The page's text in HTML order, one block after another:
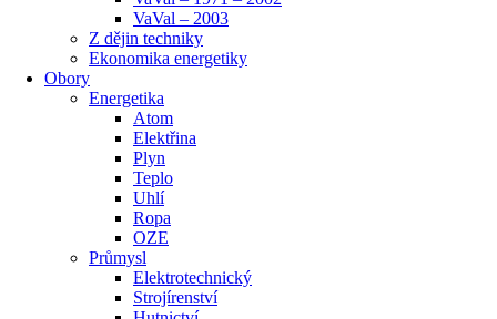
VaVal – 2003
Z dějin techniky
Ekonomika energetiky
Obory
Energetika
Atom
Elektřina
Plyn
Teplo
Uhlí
Ropa
OZE
Průmysl
Elektrotechnický
Strojírenství